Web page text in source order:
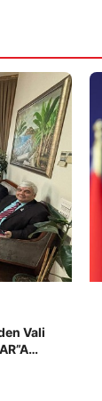
Vali